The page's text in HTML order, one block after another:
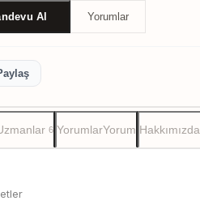
Al Yorumlar
6 YorumlarYorum Hakkımızda